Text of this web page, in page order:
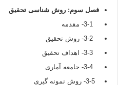
فصل سوم: روش شناسی تحقیق
3-2- روش تحقیق
3-3- اهداف تحقیق
3-4- جامعه آماری
3-5- روش نمونه گیری